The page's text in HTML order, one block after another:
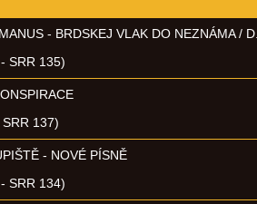
- BRDSKEJ VLAK DO NEZNÁMA /
SRR 135)
137)
- NOVÉ PÍSNĚ
SRR 134)